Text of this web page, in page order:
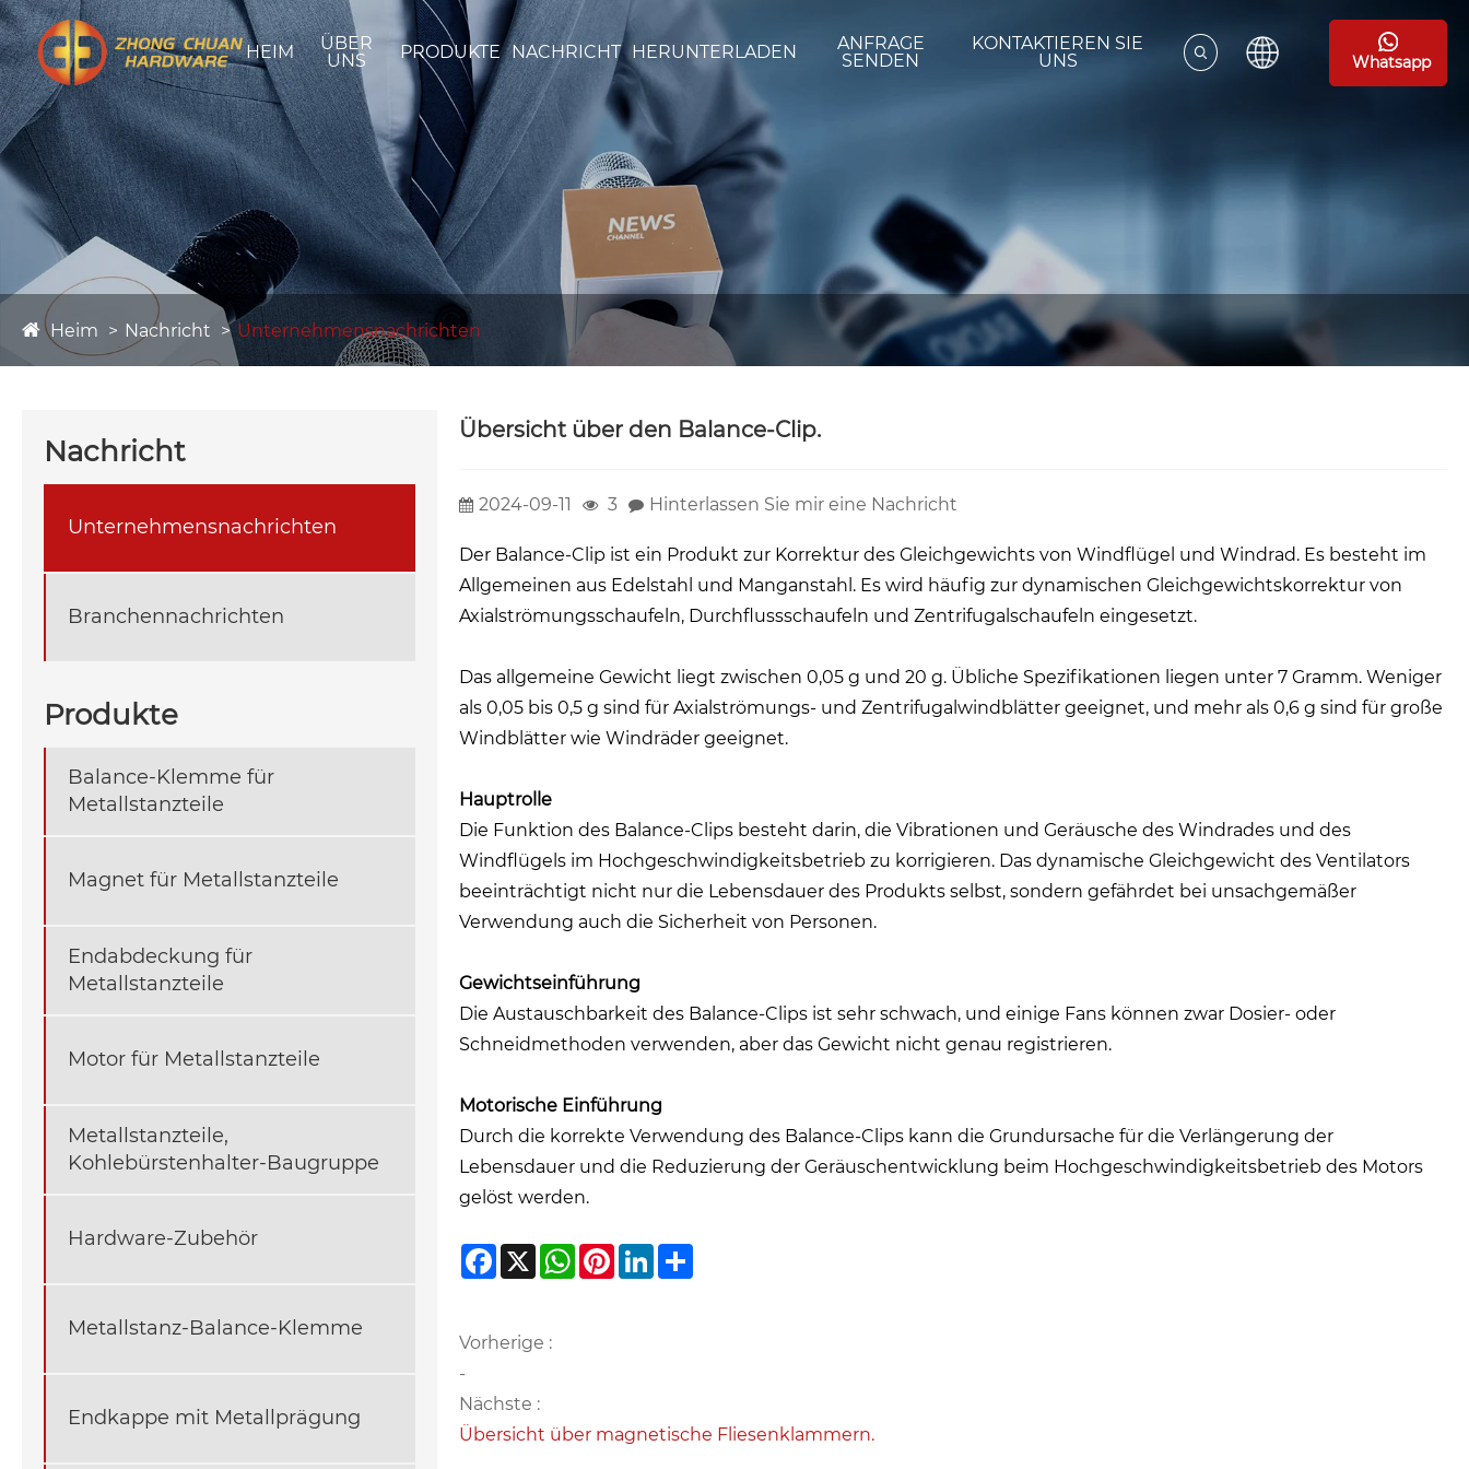
HEIM
ÜBER
UNS
PRODUKTE NACHRICHT HERUNTERLADEN
ANFRAGE
SENDEN
KONTAKTIEREN SIE
UNS
Whatsapp
Heim Nachricht Unternehmensnachrichten
Nachricht
Unternehmensnachrichten
Branchennachrichten
Produkte
Balance-Klemme für
Metallstanzteile
Magnet für Metallstanzteile
Endabdeckung für
Metallstanzteile
Motor für Metallstanzteile
Metallstanzteile,
Kohlebürstenhalter-Baugruppe
Hardware-Zubehör
Metallstanz-Balance-Klemme
Endkappe mit Metallprägung
Übersicht über den Balance-Clip.
2024-09-11 3 Hinterlassen Sie mir eine Nachricht
Der Balance-Clip ist ein Produkt zur Korrektur des Gleichgewichts von Windflügel und Windrad. Es besteht im
Allgemeinen aus Edelstahl und Manganstahl. Es wird häufig zur dynamischen Gleichgewichtskorrektur von
Axialströmungsschaufeln, Durchflussschaufeln und Zentrifugalschaufeln eingesetzt.
Das allgemeine Gewicht liegt zwischen 0,05 g und 20 g. Übliche Spezifikationen liegen unter 7 Gramm. Weniger
als 0,05 bis 0,5 g sind für Axialströmungs- und Zentrifugalwindblätter geeignet, und mehr als 0,6 g sind für große
Windblätter wie Windräder geeignet.
Hauptrolle
Die Funktion des Balance-Clips besteht darin, die Vibrationen und Geräusche des Windrades und des
Windflügels im Hochgeschwindigkeitsbetrieb zu korrigieren. Das dynamische Gleichgewicht des Ventilators
beeinträchtigt nicht nur die Lebensdauer des Produkts selbst, sondern gefährdet bei unsachgemäßer
Verwendung auch die Sicherheit von Personen.
Gewichtseinführung
Die Austauschbarkeit des Balance-Clips ist sehr schwach, und einige Fans können zwar Dosier- oder
Schneidmethoden verwenden, aber das Gewicht nicht genau registrieren.
Motorische Einführung
Durch die korrekte Verwendung des Balance-Clips kann die Grundursache für die Verlängerung der
Lebensdauer und die Reduzierung der Geräuschentwicklung beim Hochgeschwindigkeitsbetrieb des Motors
gelöst werden.
Facebook
X WhatsApp
PinterestLinkedIn
Vorherige :
-
Nächste :
Übersicht über magnetische Fliesenklammern.